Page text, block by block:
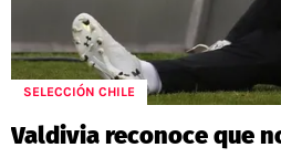
SELECCIÓN CHILE
Valdivia reconoce que